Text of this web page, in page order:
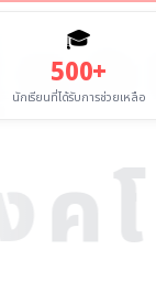
ຊີແ
ค
🎓
500+
นักเรียนที่ได้รับการช่วยเหลือ